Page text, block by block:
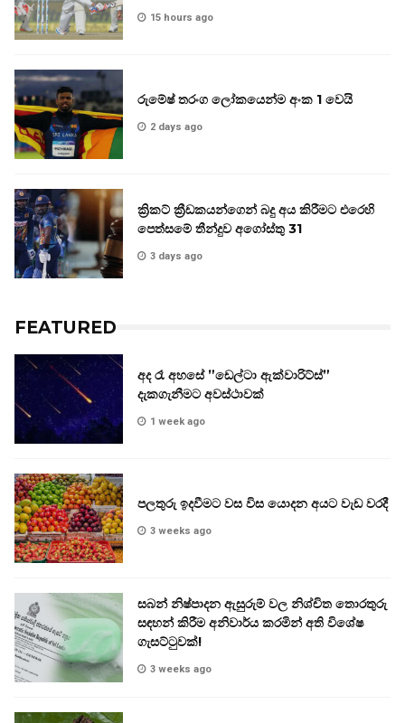
15 hours ago
රුමේෂ් තරංග ලෝකයෙන්ම අංක 1 වෙයි
2 days ago
ක්‍රිකට් ක්‍රීඩකයන්ගෙන් බදු අය කිරීමට එරෙහි
පෙත්සමේ තීන්දුව අගෝස්තු 31
3 days ago
FEATURED
අද රෑ අහසේ ”ඩෙල්ටා ඇක්වාරිට්ස්”
දැකගැනීමට අවස්ථාවක්
1 week ago
පලතුරු ඉදවීමට වස විස යොදන අයට වැඩ වරදී
3 weeks ago
සබන් නිෂ්පාදන ඇසුරුම් වල නිශ්චිත තොරතුරු
සඳහන් කිරීම අනිවාර්ය කරමින් අති විශේෂ
ගැසට්ටුවක්!
3 weeks ago